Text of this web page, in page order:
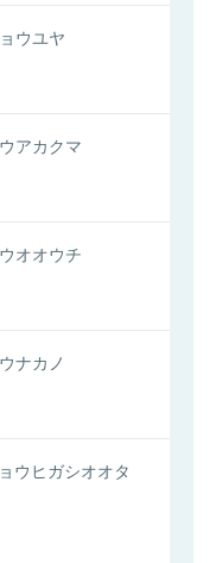
ウユヤ
アカクマ
オオウチ
ナカノ
ウヒガシオオタ